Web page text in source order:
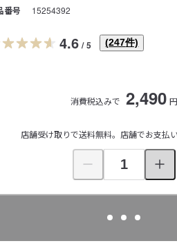
番号 15254392
4.6 / 5 (247件)
消費税込みで 2,490 円
店舗受け取りで送料無料。店舗でお支払い